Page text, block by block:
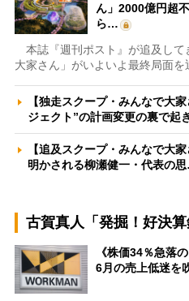
ん」2000億円超
ら…
本誌『週刊ポスト』が追及して
大家さん」がいよいよ最終局面を
【独走スクープ・みんなで大
ジェクト”の計画変更の裏で起
【追及スクープ・みんなで大
明かされる柳瀬健一・代表の
古賀真人「発掘！好決算
《株価34％急落
6月の売上低迷を